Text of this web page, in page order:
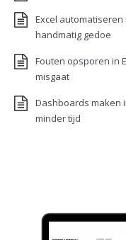
Excel
handmatig gedoe
Fouten opsporen in
misgaat
Dashboards maken
minder tijd